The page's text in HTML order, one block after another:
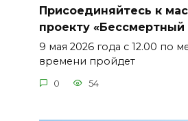
Присоединяйтесь к
проекту «Бессмертный
9 мая 2026 года с 12.00 по
времени пройдет
0 54